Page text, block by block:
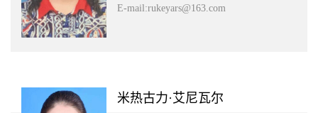
E-mail:rukeyars@163.com
米热古力·艾尼瓦尔